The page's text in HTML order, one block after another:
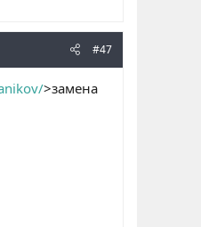
#47
>замена